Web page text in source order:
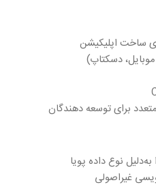
ساخت اپلیکیشن
دسکتاپ)
برای توسعه‌ دهندگان
نوع داده پویا
غیراصولی